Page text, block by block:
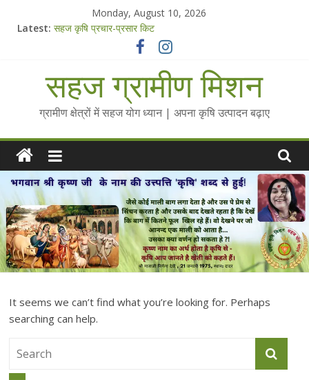
Monday, August 10, 2026
Latest: सहज कृषि प्रचार-प्रसार किट
Standee Designs @ 2025 for Sahaj Krishi Promotions
Chalo Gaon Ki Or Abhiyaan - 2025-26
Collected Talks on Vibrated Water
सहज ग्रामीण मिशन
ग्रामीण क्षेत्रों में सहज योग ध्यान | अपना कृषि उत्पादन बढ़ाए
It seems we can’t find what you’re looking for. Perhaps
searching can help.